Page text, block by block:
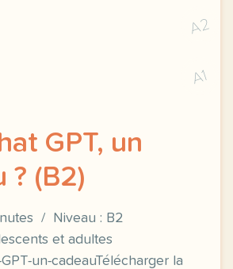
A2
A1
GPT, un
? (B2)
/ Niveau : B2
et adultes
un-cadeauTélécharger la